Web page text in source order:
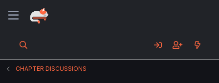
CHAPTER DISCUSSIONS